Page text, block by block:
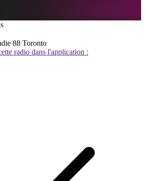
88 Toronto
radio dans l'application :